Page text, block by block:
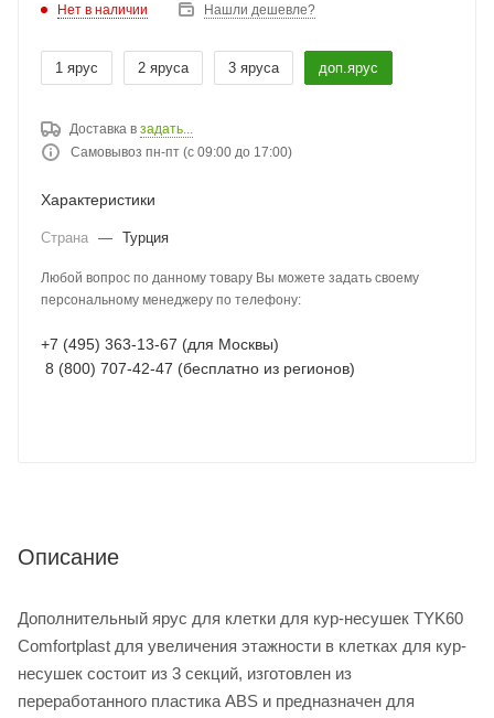
Нет в наличии Нашли дешевле?
1 ярус 2 яруса 3 яруса доп.ярус
Доставка в задать...
Самовывоз пн-пт (с 09:00 до 17:00)
Характеристики
Страна — Турция
Любой вопрос по данному товару Вы можете задать своему
персональному менеджеру по телефону:
+7 (495) 363-13-67 (для Москвы)
8 (800) 707-42-47 (бесплатно из регионов)
Описание
Дополнительный ярус для клетки для кур-несушек TYK60
Comfortplast для увеличения этажности в клетках для кур-
несушек состоит из 3 секций, изготовлен из
переработанного пластика ABS и предназначен для